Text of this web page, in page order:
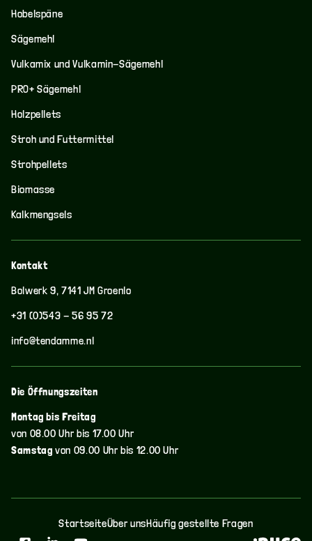
Kontakt
Bolwerk 9, 7141 JM Groenlo
+31 (0)543 - 56 95 72
info@tendamme.nl
Die Öffnungszeiten
Montag bis Freitag
von 08.00 Uhr bis 17.00 Uhr
Samstag von 09.00 Uhr bis 12.00 Uhr
Hobelspäne
Sägemehl
Vulkamix und Vulkamin-Sägemehl
PRO+ Sägemehl
Holzpellets
Stroh und Futtermittel
Strohpellets
Biomasse
Kalkmengsels
StartseiteÜber unsHäufig gestellte Fragen